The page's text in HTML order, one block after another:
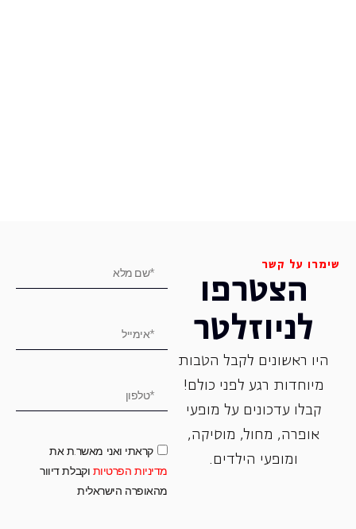
שימרו על קשר
הצטרפו
לניוזלטר
היו ראשונים לקבל הטבות
מיוחדות רגע לפני כולם!
קבלו עדכונים על מופעי
אופרה, ‏מחול, ‏מוסיקה,
ומופעי הילדים.
קראתי ואני מאשר.ת את
מדיניות הפרטיות וקבלת דיוור
מהאופרה הישראלית